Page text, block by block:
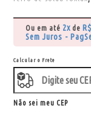
Ou em até 2x de R$
Sem Juros -
Calcular o Frete
Não sei meu CEP